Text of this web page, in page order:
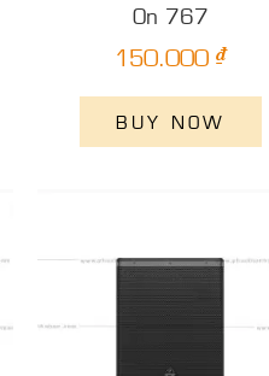
On 767
150.000 ₫
BUY NOW